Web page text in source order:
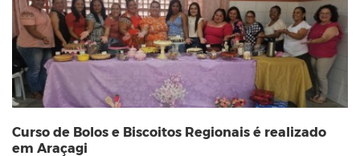
Curso de Bolos e Biscoitos Regionais é realizado
em Araçagi